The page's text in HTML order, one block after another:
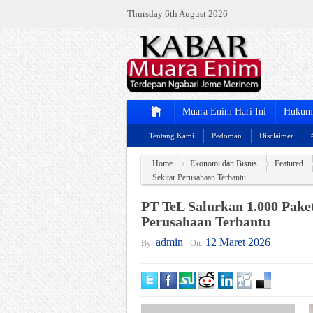
Thursday 6th August 2026
Muara Enim Hari Ini
Tentang Kami Pedoman Disclaimer
Home Ekonomi dan Bisnis Featured
Sekitar Perusahaan Terbantu
PT TeL Salurkan 1.000
Perusahaan Terbantu
By: admin On: 12 Maret 2026